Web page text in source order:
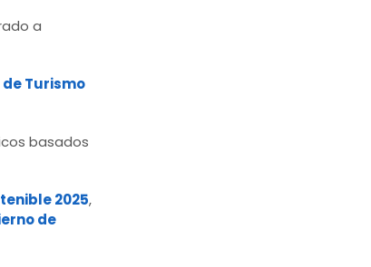
a
Turismo
basados
2025,
de